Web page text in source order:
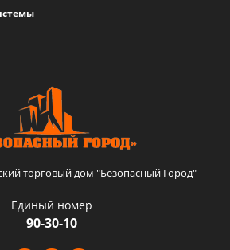
торговый дом "Безопасный Город"
Единый номер
90-30-10